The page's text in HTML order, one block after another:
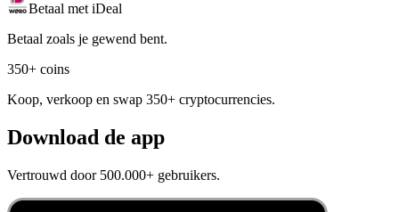
Betaal met iDeal
Betaal zoals je gewend bent.
350+ coins
Koop, verkoop en swap 350+ cryptocurrencies.
Download de app
Vertrouwd door 500.000+ gebruikers.